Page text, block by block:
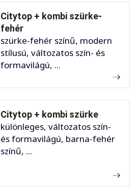
Citytop + kombi szürke-
fehér
szürke-fehér színű, modern
stílusú, változatos szín- és
formavilágú, ...
Citytop + kombi szürke
különleges, változatos szín-
és formavilágú, barna-fehér
színű, ...